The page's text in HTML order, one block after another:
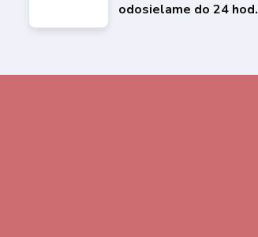
odosielame do 24 hod.